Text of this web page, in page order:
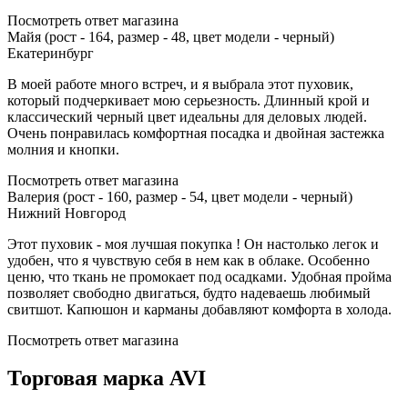
Посмотреть ответ магазина
Майя (рост - 164, размер - 48, цвет модели - черный)
Екатеринбург
В моей работе много встреч, и я выбрала этот пуховик,
который подчеркивает мою серьезность. Длинный крой и
классический черный цвет идеальны для деловых людей.
Очень понравилась комфортная посадка и двойная застежка
молния и кнопки.
Посмотреть ответ магазина
Валерия (рост - 160, размер - 54, цвет модели - черный)
Нижний Новгород
Этот пуховик - моя лучшая покупка ! Он настолько легок и
удобен, что я чувствую себя в нем как в облаке. Особенно
ценю, что ткань не промокает под осадками. Удобная пройма
позволяет свободно двигаться, будто надеваешь любимый
свитшот. Капюшон и карманы добавляют комфорта в холода.
Посмотреть ответ магазина
Торговая марка AVI